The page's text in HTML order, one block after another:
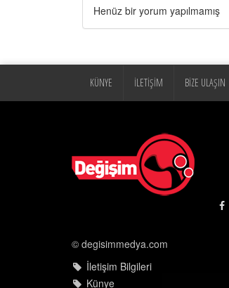
Henüz bir yorum yapılmamış
KÜNYE İLETİŞİM BİZE ULAŞIN
© degisimmedya.com
İletişim Bilgileri
Künye